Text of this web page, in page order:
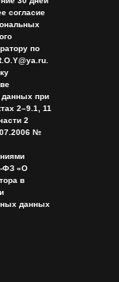
согласие
по
данных при
2–9.1, 11
2
№
ФЗ «О
в
данных